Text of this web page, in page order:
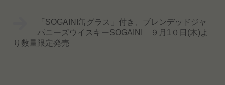
「SOGAINI缶グラス」付き、ブレンデッドジャ
パニーズウイスキーSOGAINI ９月1０日(木)よ
り数量限定発売